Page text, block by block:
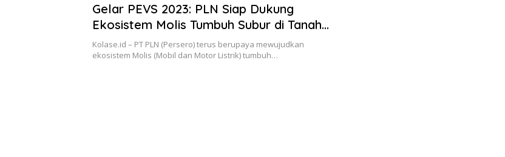
Gelar PEVS 2023: PLN Siap Dukung
Ekosistem Molis Tumbuh Subur di Tanah
Air
Kolase.id – PT PLN (Persero) terus berupaya mewujudkan
ekosistem Molis (Mobil dan Motor Listrik) tumbuh…